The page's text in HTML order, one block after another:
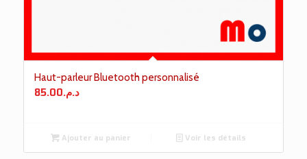
Haut-parleur Bluetooth personnalisé
د.م.85.00
Ajouter au panier Voir les détails